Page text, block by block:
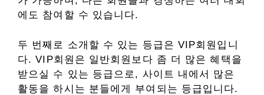
에도 참여할 수 있습니다.
두 번째로 소개할 수 있는 등급은 VIP회원입니
다. VIP회원은 일반회원보다 좀 더 많은 혜택을
받으실 수 있는 등급으로, 사이트 내에서 많은
활동을 하시는 분들에게 부여되는 등급입니다.